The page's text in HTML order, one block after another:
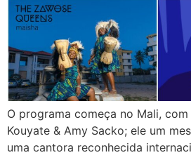
O programa começa no Mali,
Kouyate & Amy Sacko; ele um
uma cantora reconhecida